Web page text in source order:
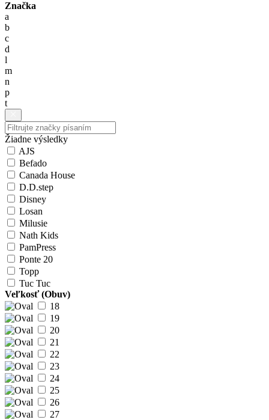
Značka
a
b
c
d
l
m
n
p
t
Žiadne výsledky
AJS
Befado
Canada House
D.D.step
Disney
Losan
Milusie
Nath Kids
PamPress
Ponte 20
Topp
Tuc Tuc
Veľkosť (Obuv)
18
19
20
21
22
23
24
25
26
27